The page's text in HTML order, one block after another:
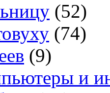
(52)
(74)
(9)
и